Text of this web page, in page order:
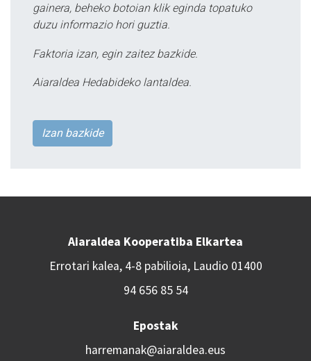
gainera, beheko botoian klik eginda topatuko
duzu informazio hori guztia.
Faktoria izan, egin zaitez bazkide.
Aiaraldea Hedabideko lantaldea.
Izan bazkide
Aiaraldea Kooperatiba Elkartea
Errotari kalea, 4-8 pabilioia, Laudio 01400
94 656 85 54
Epostak
harremanak@aiaraldea.eus